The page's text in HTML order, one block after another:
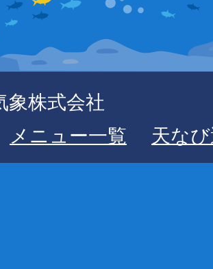
象株式会社
メニュー一覧
天な